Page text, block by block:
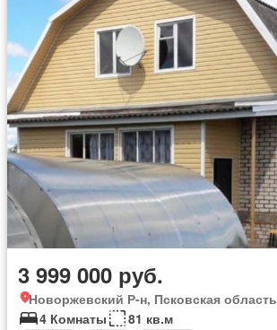
3 999 000 руб.
Новоржевский Р-н, Псковская область
4 Комнаты
81 кв.м